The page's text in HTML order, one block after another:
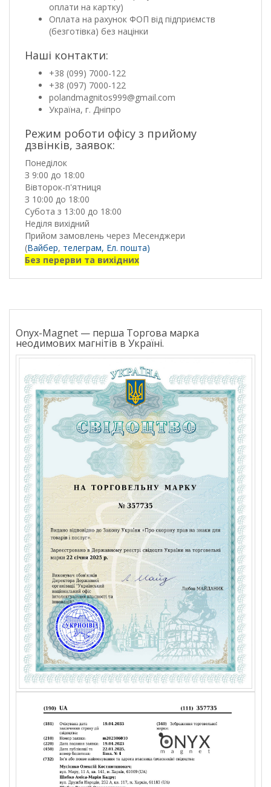
оплати на картку)
Оплата на рахунок ФОП від підприємств
(безготівка) без націнки
Наші контакти:
+38 (099) 7000-122
+38 (097) 7000-122
polandmagnitos999@gmail.com
Україна, г. Дніпро
Режим роботи офісу з прийому
дзвінків, заявок:
Понеділок
З 9:00 до 18:00
Вівторок-п'ятниця
З 10:00 до 18:00
Субота з 13:00 до 18:00
Неділя вихідний
Прийом замовлень через Месенджери
(Вайбер, телеграм, Ел. пошта)
Без перерви та вихідних
Onyx-Magnet — перша Торгова марка
неодимових магнітів в Україні.